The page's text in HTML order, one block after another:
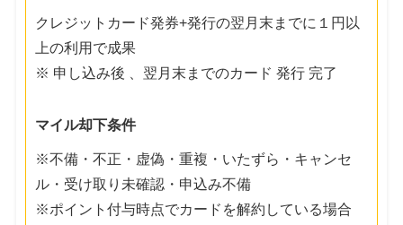
クレジットカード発券+発行の翌月末までに１円以
上の利用で成果
※ 申し込み後 、翌月末までのカード 発行 完了
マイル却下条件
※不備・不正・虚偽・重複・いたずら・キャンセ
ル・受け取り未確認・申込み不備
※ポイント付与時点でカードを解約している場合